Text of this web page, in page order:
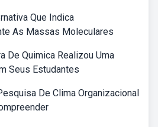
Que Indica
As Massas Moleculares
De Quimica Realizou Uma
Seus Estudantes
De Clima Organizacional